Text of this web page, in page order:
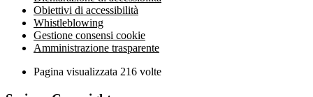
Obiettivi di accessibilità
Whistleblowing
Gestione consensi cookie
Amministrazione trasparente
Pagina visualizzata 216 volte